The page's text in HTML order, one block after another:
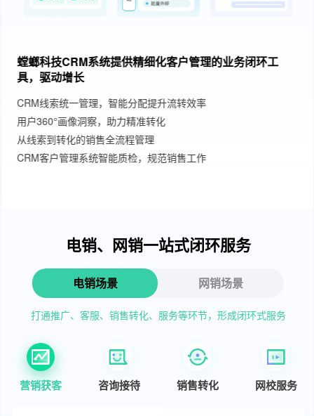
螳螂科技CRM系统提供精细化客户管理的业务闭环工
具，驱动增长
CRM线索统一管理，智能分配提升流转效率
用户360°画像洞察，助力精准转化
从线索到转化的销售全流程管理
CRM客户管理系统智能质检，规范销售工作
电销、网销一站式闭环服务
电销场景 网销场景
打通推广、客服、销售转化、服务等环节，形成闭环式服务
营销获客 咨询接待 销售转化 网校服务